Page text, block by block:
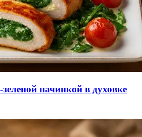
начинкой в духовке